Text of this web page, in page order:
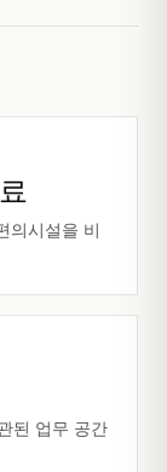
의시설을 비
된 업무 공간